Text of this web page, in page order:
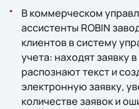
В коммерческом
ассистенты ROBIN
клиентов в систему
учета: находят заявку
распознают текст и
электронную заявку,
количестве заявок и